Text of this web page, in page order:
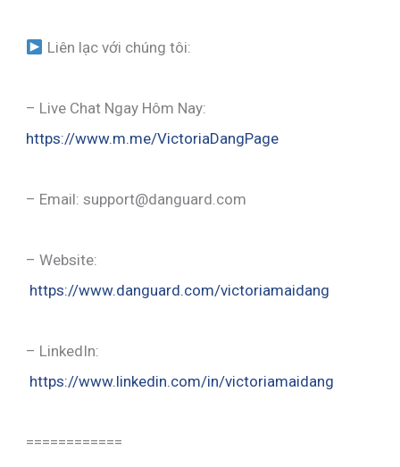
Liên lạc với chúng tôi:
– Live Chat Ngay Hôm Nay:
https://www.m.me/VictoriaDangPage
– Email: support@danguard.com
– Website:
https://www.danguard.com/victoriamaidang
– LinkedIn:
https://www.linkedin.com/in/victoriamaidang
============